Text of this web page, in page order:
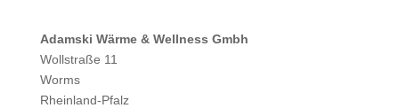
Adamski Wärme & Wellness Gmbh
Wollstraße 11
Worms
Rheinland-Pfalz